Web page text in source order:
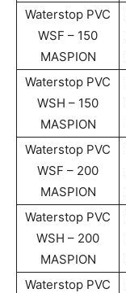
Waterstop PVC
WSF – 150
MASPION
Waterstop PVC
WSH – 150
MASPION
Waterstop PVC
WSF – 200
MASPION
Waterstop PVC
WSH – 200
MASPION
Waterstop PVC